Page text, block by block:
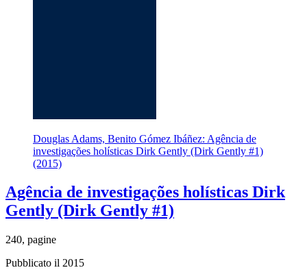
Douglas Adams, Benito Gómez Ibáñez: Agência de
investigações holísticas Dirk Gently (Dirk Gently #1)
(2015)
Agência de investigações holísticas Dirk
Gently (Dirk Gently #1)
240, pagine
Pubblicato il 2015